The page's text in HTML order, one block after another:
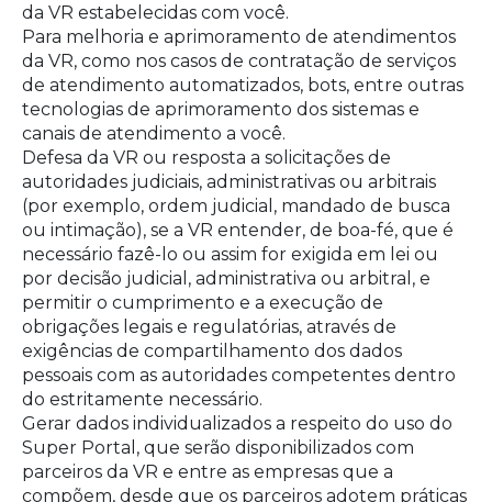
da VR estabelecidas com você.
Para melhoria e aprimoramento de atendimentos
da VR, como nos casos de contratação de serviços
de atendimento automatizados, bots, entre outras
tecnologias de aprimoramento dos sistemas e
canais de atendimento a você.
Defesa da VR ou resposta a solicitações de
autoridades judiciais, administrativas ou arbitrais
(por exemplo, ordem judicial, mandado de busca
ou intimação), se a VR entender, de boa-fé, que é
necessário fazê-lo ou assim for exigida em lei ou
por decisão judicial, administrativa ou arbitral, e
permitir o cumprimento e a execução de
obrigações legais e regulatórias, através de
exigências de compartilhamento dos dados
pessoais com as autoridades competentes dentro
do estritamente necessário.
Gerar dados individualizados a respeito do uso do
Super Portal, que serão disponibilizados com
parceiros da VR e entre as empresas que a
compõem, desde que os parceiros adotem práticas